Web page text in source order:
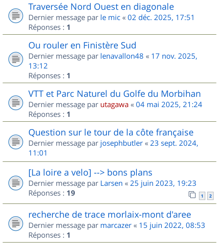
Traversée Nord Ouest en diagonale
Dernier message par le mic « 02 déc. 2025, 17:51
Réponses : 1
Ou rouler en Finistère Sud
Dernier message par lenavallon48 « 17 nov. 2025,
13:12
Réponses : 1
VTT et Parc Naturel du Golfe du Morbihan
Dernier message par utagawa « 04 mai 2025, 21:24
Réponses : 1
Question sur le tour de la côte française
Dernier message par josephbutler « 23 sept. 2024,
11:01
[La loire a velo] --> bons plans
Dernier message par Larsen « 25 juin 2023, 19:23
Réponses : 19 1 2
recherche de trace morlaix-mont d'aree
Dernier message par marcazer « 15 juin 2022, 08:53
Réponses : 1